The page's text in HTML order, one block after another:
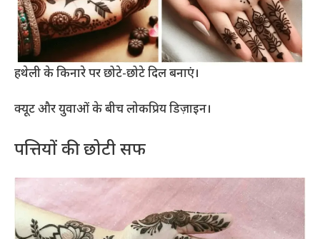
हथेली के किनारे पर छोटे-छोटे दिल बनाएं।
क्यूट और युवाओं के बीच लोकप्रिय डिज़ाइन।
पत्तियों की छोटी सफ